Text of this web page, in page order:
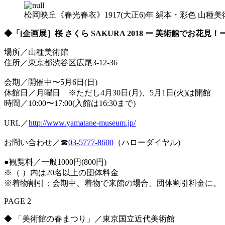
松岡映丘《春光春衣》1917(大正6)年 絹本・彩色 山種美
◆「[企画展］桜 さくら SAKURA 2018 ー 美術館でお花見！ー
場所／山種美術館
住所／東京都渋谷区広尾3-12-36
会期／開催中〜5月6日(日)
休館日／月曜日 ※ただし4月30日(月)、5月1日(火)は開館
時間／10:00〜17:00(入館は16:30まで)
URL／http://www.yamatane-museum.jp/
お問い合わせ／☎︎03-5777-8600 （ハローダイヤル)
●観覧料／一般1000円(800円)
※（ ）内は20名以上の団体料金
※着物割引：会期中、着物で来館の場合、団体割引料金に。
PAGE 2
◆ 「美術館の春まつり」／東京国立近代美術館